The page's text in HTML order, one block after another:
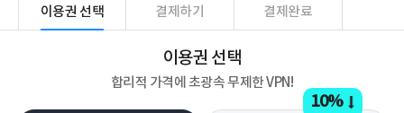
이용권 선택 결제하기 결제완료
이용권 선택
합리적 가격에 초광속 무제한 VPN!
10%